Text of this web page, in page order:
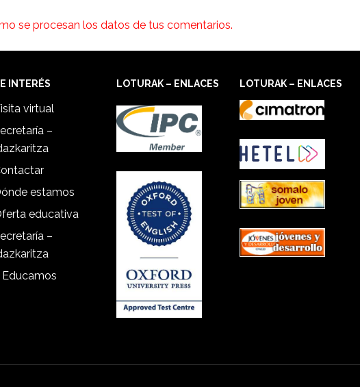
se procesan los datos de tus comentarios.
INTERÉS
virtual
–
estamos
educativa
–
Educamos
LOTURAK – ENLACES LOTURAK – ENLACES